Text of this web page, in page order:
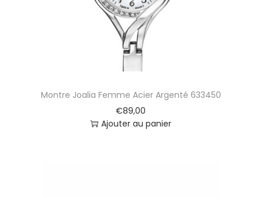
Montre Joalia Femme Acier Argenté 633450
€89,00
Ajouter au panier